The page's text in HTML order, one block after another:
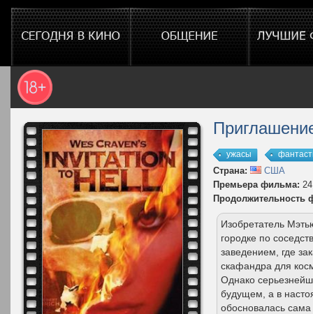
ужасы
Страна:
США
Премьера фильма:
Продолжительность
Изобретатель
городке по
заведением, где
скафандра для
Однако
будущем, а в
обосновалась